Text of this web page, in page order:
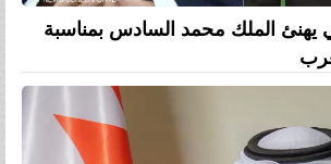
يهنئ الملك محمد السادس بمناسبة